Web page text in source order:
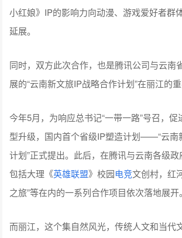
同时，双方此次合作，也是腾讯公司与云南
今年5月，为响应总书记“一带一路”号召，促
计划”正式提出。此后，在腾讯与云南各级
包括大理《英雄联盟》校园电竞文创村，红
之旅”等在内的一系列合作项目依次落地展开
而丽江，这个集自然风光，传统人文和当代
的格外青睐——前有“丽江数字小镇建设”项